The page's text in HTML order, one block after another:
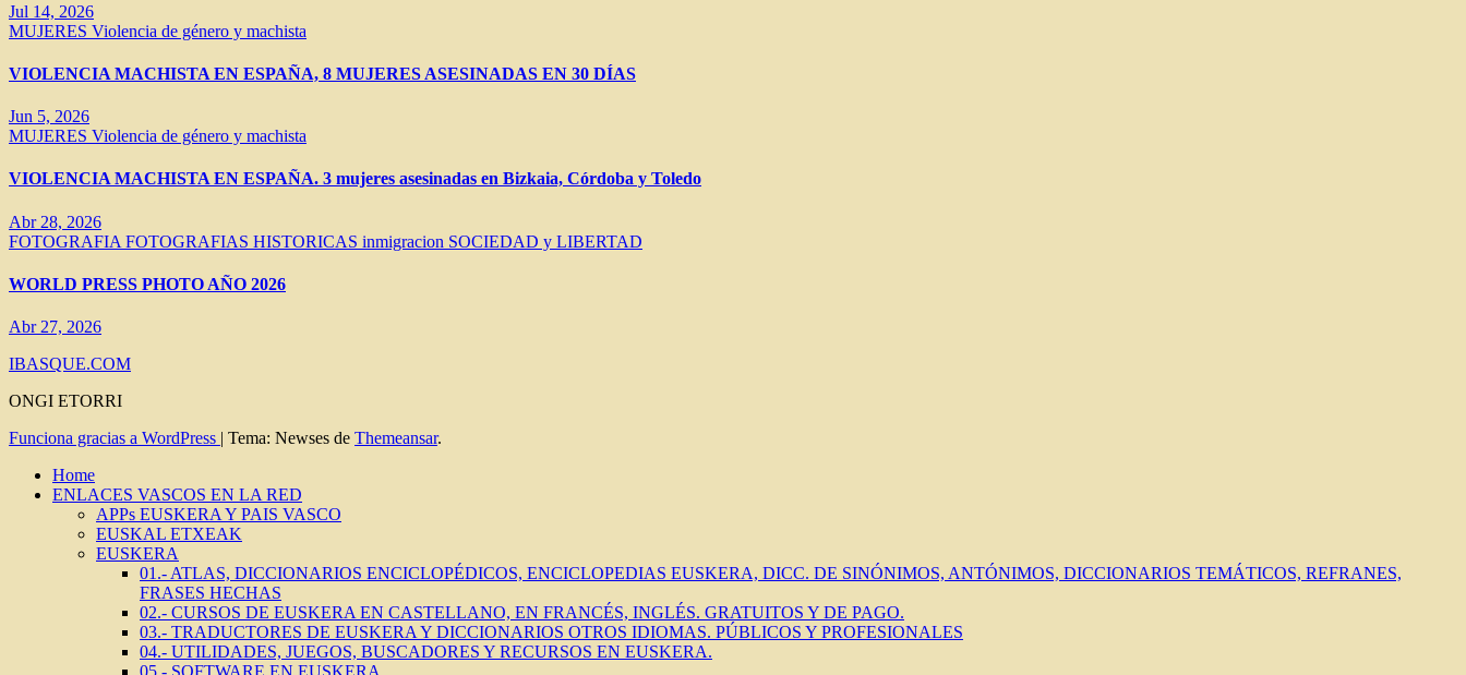
Jul 14, 2026
MUJERES Violencia de género y machista
VIOLENCIA MACHISTA EN ESPAÑA, 8 MUJERES ASESINADAS EN 30 DÍAS
Jun 5, 2026
MUJERES Violencia de género y machista
VIOLENCIA MACHISTA EN ESPAÑA. 3 mujeres asesinadas en Bizkaia, Córdoba y Toledo
Abr 28, 2026
FOTOGRAFIA FOTOGRAFIAS HISTORICAS inmigracion SOCIEDAD y LIBERTAD
WORLD PRESS PHOTO AÑO 2026
Abr 27, 2026
IBASQUE.COM
ONGI ETORRI
Funciona gracias a WordPress | Tema: Newses de Themeansar.
Home
ENLACES VASCOS EN LA RED
APPs EUSKERA Y PAIS VASCO
EUSKAL ETXEAK
EUSKERA
01.- ATLAS, DICCIONARIOS ENCICLOPÉDICOS, ENCICLOPEDIAS EUSKERA, DICC. DE SINÓNIMOS, ANTÓNIMOS, DICCIONARIOS TEMÁTICOS, REFRANES,
FRASES HECHAS
02.- CURSOS DE EUSKERA EN CASTELLANO, EN FRANCÉS, INGLÉS. GRATUITOS Y DE PAGO.
03.- TRADUCTORES DE EUSKERA Y DICCIONARIOS OTROS IDIOMAS. PÚBLICOS Y PROFESIONALES
04.- UTILIDADES, JUEGOS, BUSCADORES Y RECURSOS EN EUSKERA.